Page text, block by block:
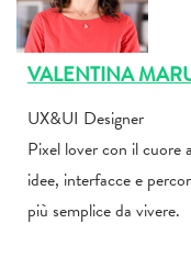
VALENTINA
UX&UI Designer
Pixel lover con il cuore
idee, interfacce e
più semplice da vivere.